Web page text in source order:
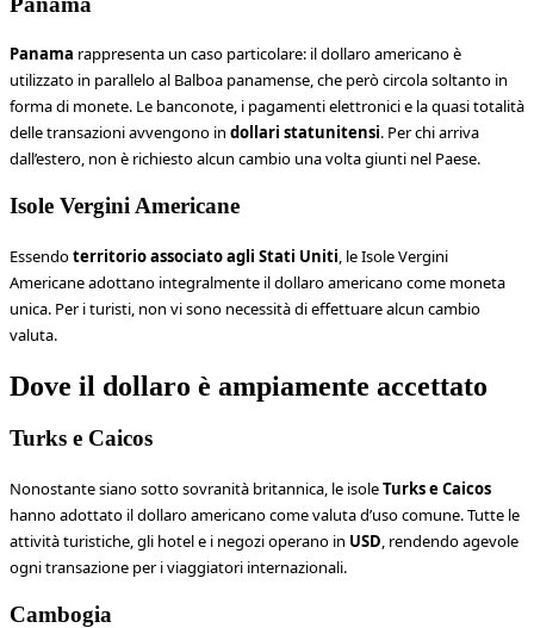
Panama rappresenta un caso particolare: il dollaro americano è
utilizzato in parallelo al Balboa panamense, che però circola soltanto in
forma di monete. Le banconote, i pagamenti elettronici e la quasi totalità
delle transazioni avvengono in dollari statunitensi. Per chi arriva
dall’estero, non è richiesto alcun cambio una volta giunti nel Paese.
Isole Vergini Americane
Essendoterritorio associato agli Stati Uniti, le Isole Vergini
Americane adottano integralmente il dollaro americano come moneta
unica. Per i turisti, non vi sono necessità di effettuare alcun cambio
valuta.
Dove il dollaro è ampiamente accettato
Turks e Caicos
Nonostante siano sotto sovranità britannica, le isoleTurks e Caicos
hanno adottato il dollaro americano come valuta d’uso comune. Tutte le
attività turistiche, gli hotel e i negozi operano in USD, rendendo agevole
ogni transazione per i viaggiatori internazionali.
Cambogia